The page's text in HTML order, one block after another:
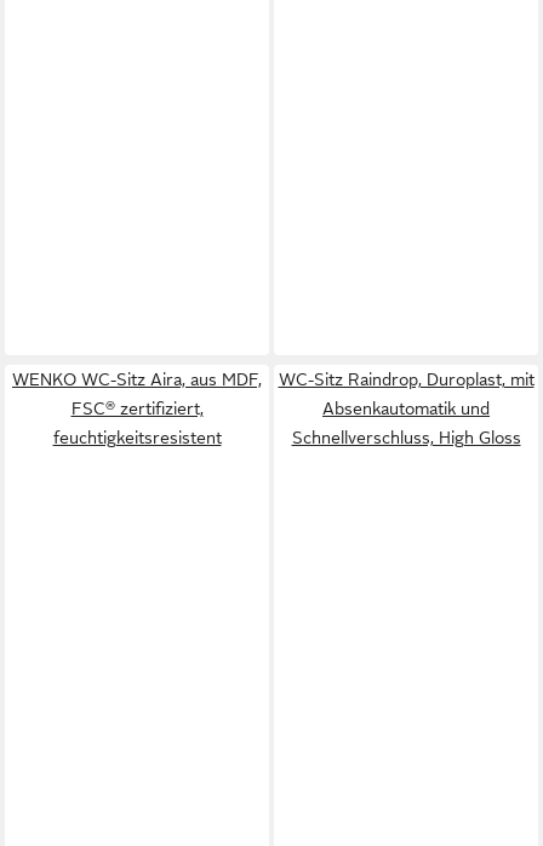
WENKO WC-Sitz Aira, aus MDF,
FSC® zertifiziert,
feuchtigkeitsresistent
WC-Sitz Raindrop, Duroplast, mit
Absenkautomatik und
Schnellverschluss, High Gloss